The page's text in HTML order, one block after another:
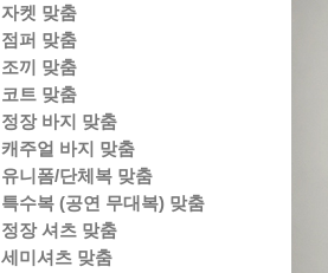
자켓 맞춤
점퍼 맞춤
조끼 맞춤
코트 맞춤
정장 바지 맞춤
캐주얼 바지 맞춤
유니폼/단체복 맞춤
특수복 (공연 무대복) 맞춤
정장 셔츠 맞춤
세미셔츠 맞춤